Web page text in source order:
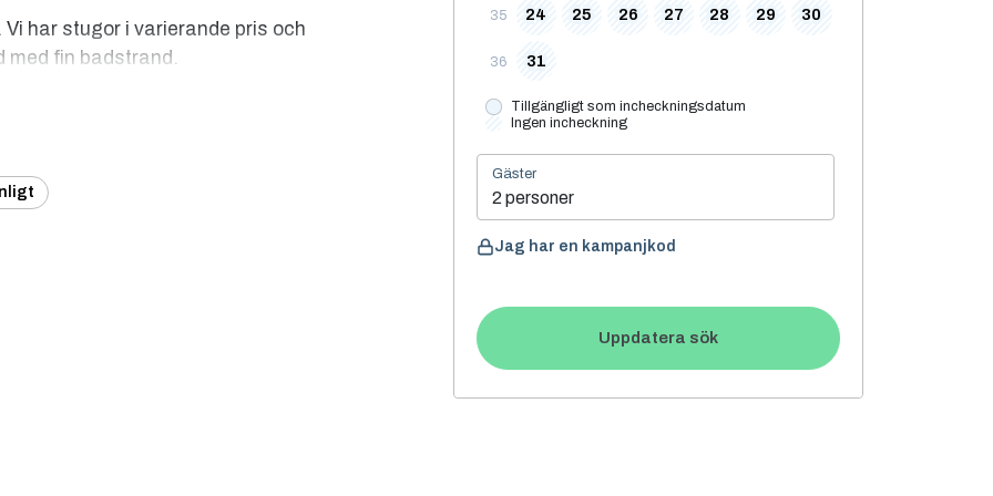
har stugor i varierande pris och
med fin badstrand.
golfbana, en av Sveriges
35 24 25 26 27 28 29 30
36 31
Tillgängligt som incheckningsdatum
Ingen incheckning
Gäster
2 personer
Jag har en kampanjkod
Uppdatera sök